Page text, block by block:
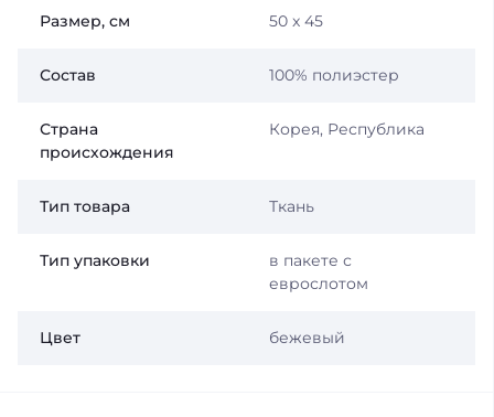
Размер, см 50 x 45
Состав 100% полиэстер
Страна
происхождения
Корея, Республика
Тип товара Ткань
Тип упаковки
в пакете с
еврослотом
Цвет бежевый